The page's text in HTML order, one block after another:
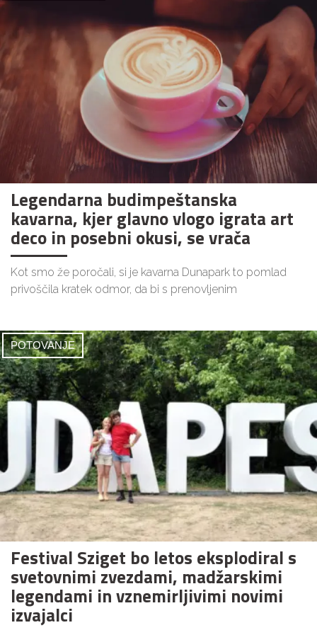
Legendarna budimpeštanska
kavarna, kjer glavno vlogo igrata art
deco in posebni okusi, se vrača
Kot smo že poročali, si je kavarna Dunapark to pomlad
privoščila kratek odmor, da bi s prenovljenim
POTOVANJE
Festival Sziget bo letos eksplodiral s
svetovnimi zvezdami, madžarskimi
legendami in vznemirljivimi novimi
izvajalci